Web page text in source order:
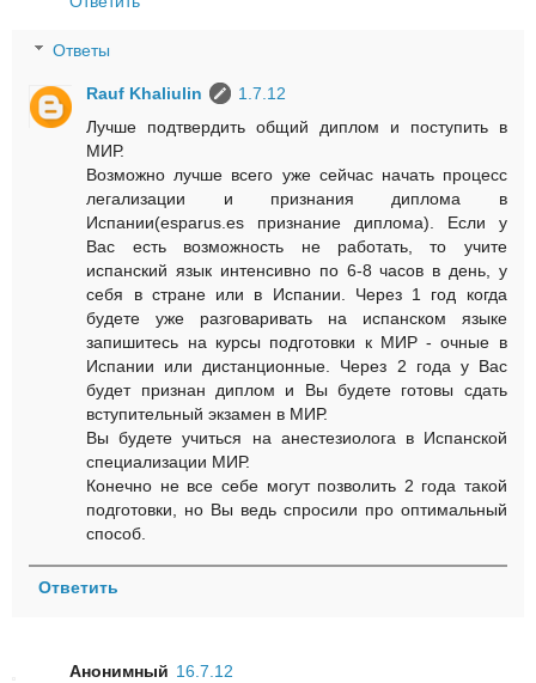
Ответы
Rauf Khaliulin
1.7.12
Лучше подтвердить общий диплом и поступить в
МИР.
Возможно лучше всего уже сейчас начать процесс
легализации и признания диплома в
Испании(esparus.es признание диплома). Если у
Вас есть возможность не работать, то учите
испанский язык интенсивно по 6-8 часов в день, у
себя в стране или в Испании. Через 1 год когда
будете уже разговаривать на испанском языке
запишитесь на курсы подготовки к МИР - очные в
Испании или дистанционные. Через 2 года у Вас
будет признан диплом и Вы будете готовы сдать
вступительный экзамен в МИР.
Вы будете учиться на анестезиолога в Испанской
специализации МИР.
Конечно не все себе могут позволить 2 года такой
подготовки, но Вы ведь спросили про оптимальный
способ.
Ответить
Анонимный 16.7.12